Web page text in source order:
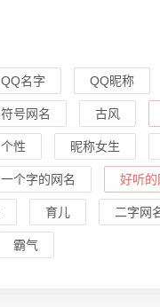
QQ名字 QQ昵称
符号网名 古风
个性 昵称女生
一个字的网名 好听
育儿 二字网
霸气